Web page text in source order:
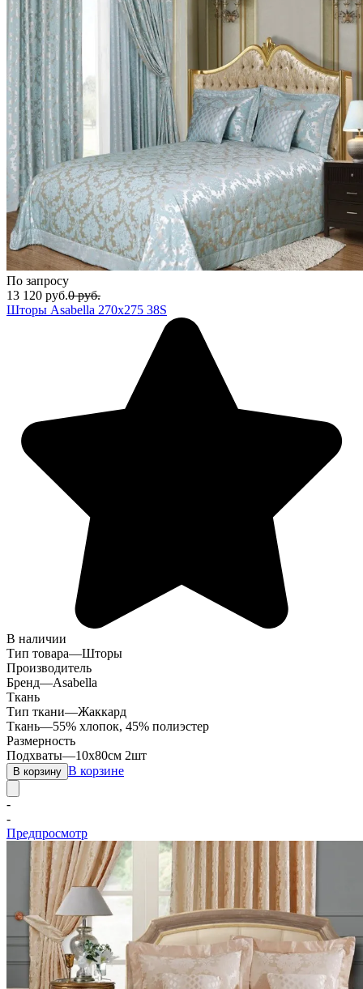
По запросу
13 120 руб.0 руб.
Шторы Asabella 270х275 38S
В наличии
Тип товара—Шторы
Производитель
Бренд—Asabella
Ткань
Тип ткани—Жаккард
Ткань—55% хлопок, 45% полиэстер
Размерность
Подхваты—10х80см 2шт
В корзину В корзине
-
-
Предпросмотр